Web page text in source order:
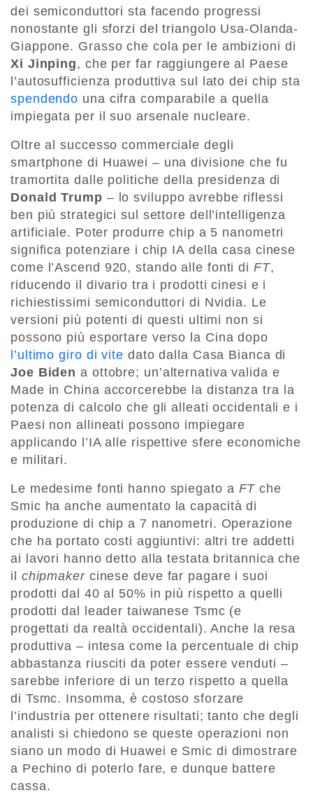
dei semiconduttori sta facendo progressi
nonostante gli sforzi del triangolo Usa-Olanda-
Giappone. Grasso che cola per le ambizioni di
Xi Jinping, che per far raggiungere al Paese
l’autosufficienza produttiva sul lato dei chip sta
spendendo una cifra comparabile a quella
impiegata per il suo arsenale nucleare.
Oltre al successo commerciale degli
smartphone di Huawei – una divisione che fu
tramortita dalle politiche della presidenza di
Donald Trump – lo sviluppo avrebbe riflessi
ben più strategici sul settore dell’intelligenza
artificiale. Poter produrre chip a 5 nanometri
significa potenziare i chip IA della casa cinese
come l’Ascend 920, stando alle fonti di FT,
riducendo il divario tra i prodotti cinesi e i
richiestissimi semiconduttori di Nvidia. Le
versioni più potenti di questi ultimi non si
possono più esportare verso la Cina dopo
l’ultimo giro di vite dato dalla Casa Bianca di
Joe Biden a ottobre; un’alternativa valida e
Made in China accorcerebbe la distanza tra la
potenza di calcolo che gli alleati occidentali e i
Paesi non allineati possono impiegare
applicando l’IA alle rispettive sfere economiche
e militari.
Le medesime fonti hanno spiegato a FTche
Smic ha anche aumentato la capacità di
produzione di chip a 7 nanometri. Operazione
che ha portato costi aggiuntivi: altri tre addetti
ai lavori hanno detto alla testata britannica che
il chipmakercinese deve far pagare i suoi
prodotti dal 40 al 50% in più rispetto a quelli
prodotti dal leader taiwanese Tsmc (e
progettati da realtà occidentali). Anche la resa
produttiva – intesa come la percentuale di chip
abbastanza riusciti da poter essere venduti –
sarebbe inferiore di un terzo rispetto a quella
di Tsmc. Insomma, è costoso sforzare
l’industria per ottenere risultati; tanto che degli
analisti si chiedono se queste operazioni non
siano un modo di Huawei e Smic di dimostrare
a Pechino di poterlo fare, e dunque battere
cassa.